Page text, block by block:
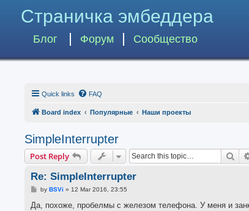
Страничка эмбеддера
Блог Форум Сообщество
Quick links FAQ
Board index Популярные Наши проекты
SimpleInterrupter
Post Reply
Re: SimpleInterrupter
P
s
by BSVi » 12 Mar 2016, 23:55
Да, похоже, пробелмы с железом телефона. У меня и